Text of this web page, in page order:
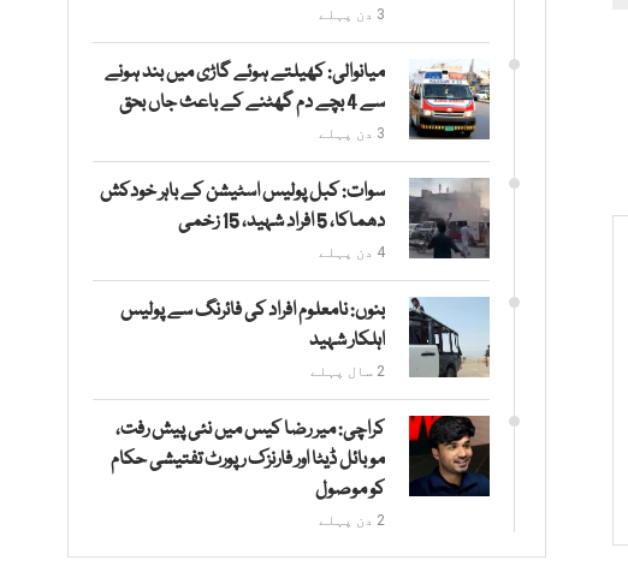
3 دن پہلے
میانوالی: کھیلتے ہوئے گاڑی میں بند ہونے
سے 4 بچے دم گھٹنے کے باعث جاں بحق
3 دن پہلے
سوات: کبل پولیس اسٹیشن کے باہر خودکش
دھماکا، 5 افراد شہید، 15 زخمی
4 دن پہلے
بنوں: نامعلوم افراد کی فائرنگ سے پولیس
اہلکار شہید
2 سال پہلے
کراچی: میر رضا کیس میں نئی پیش رفت،
موبائل ڈیٹا اور فارنزک رپورٹ تفتیشی حکام
کو موصول
2 دن پہلے